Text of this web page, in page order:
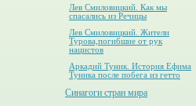
Лев Смиловицкий. Как мы
спасались из Речицы
Лев Смиловицкий. Жители
Турова,погибшие от рук
нацистов
Аркадий Туник. История Ефима
Туника после побега из гетто
Синагоги стран мира